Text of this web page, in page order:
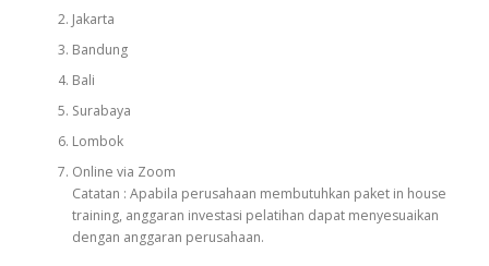
Jakarta
Bandung
Bali
Surabaya
Lombok
Online via Zoom
Catatan : Apabila perusahaan membutuhkan paket in house
training, anggaran investasi pelatihan dapat menyesuaikan
dengan anggaran perusahaan.